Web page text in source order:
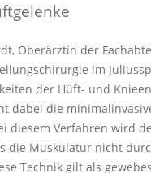
Oberärztin der
im
der Hüft- und
dabei die
diesem Verfahren wird
die Muskulatur nicht
Technik gilt als